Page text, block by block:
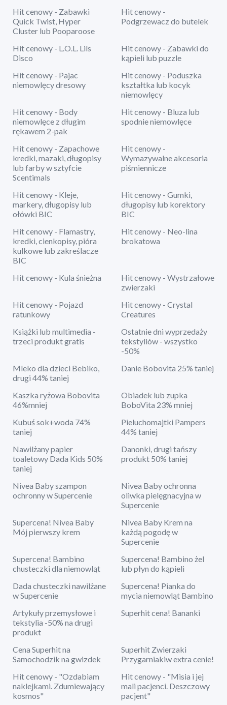
Hit cenowy - Zabawki
Quick Twist, Hyper
Cluster lub Pooparoose
Hit cenowy -
Podgrzewacz do butelek
Hit cenowy - L.O.L. Lils
Disco
Hit cenowy - Zabawki do
kąpieli lub puzzle
Hit cenowy - Pajac
niemowlęcy dresowy
Hit cenowy - Poduszka
kształtka lub kocyk
niemowlęcy
Hit cenowy - Body
niemowlęce z długim
rękawem 2-pak
Hit cenowy - Bluza lub
spodnie niemowlęce
Hit cenowy - Zapachowe
kredki, mazaki, długopisy
lub farby w sztyfcie
Scentimals
Hit cenowy -
Wymazywalne akcesoria
piśmiennicze
Hit cenowy - Kleje,
markery, długopisy lub
ołówki BIC
Hit cenowy - Gumki,
długopisy lub korektory
BIC
Hit cenowy - Flamastry,
kredki, cienkopisy, pióra
kulkowe lub zakreślacze
BIC
Hit cenowy - Neo-lina
brokatowa
Hit cenowy - Kula śnieżna
Hit cenowy - Wystrzałowe
zwierzaki
Hit cenowy - Pojazd
ratunkowy
Hit cenowy - Crystal
Creatures
Książki lub multimedia -
trzeci produkt gratis
Ostatnie dni wyprzedaży
tekstyliów - wszystko
-50%
Mleko dla dzieci Bebiko,
drugi 44% taniej
Danie Bobovita 25% taniej
Kaszka ryżowa Bobovita
46%mniej
Obiadek lub zupka
BoboVita 23% mniej
Kubuś sok+woda 74%
taniej
Pieluchomajtki Pampers
44% taniej
Nawilżany papier
toaletowy Dada Kids 50%
taniej
Danonki, drugi tańszy
produkt 50% taniej
Nivea Baby szampon
ochronny w Supercenie
Nivea Baby ochronna
oliwka pielęgnacyjna w
Supercenie
Supercena! Nivea Baby
Mój pierwszy krem
Nivea Baby Krem na
każdą pogodę w
Supercenie
Supercena! Bambino
chusteczki dla niemowląt
Supercena! Bambino żel
lub płyn do kąpieli
Dada chusteczki nawilżane
w Supercenie
Supercena! Pianka do
mycia niemowląt Bambino
Artykuły przemysłowe i
tekstylia -50% na drugi
produkt
Superhit cena! Bananki
Cena Superhit na
Samochodzik na gwizdek
Superhit Zwierzaki
Przygarniakiw extra cenie!
Hit cenowy - "Ozdabiam
naklejkami. Zdumiewający
kosmos"
Hit cenowy - "Misia i jej
mali pacjenci. Deszczowy
pacjent"